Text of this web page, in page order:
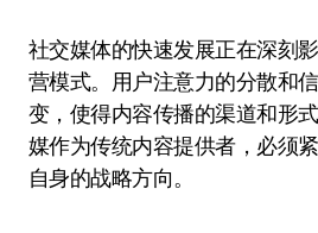
社交媒体的快速发展正在深刻影响着传统媒体的运
营模式。用户注意力的分散和
变，使得内容传播的渠道和形
媒作为传统内容提供者，必须
自身的战略方向。